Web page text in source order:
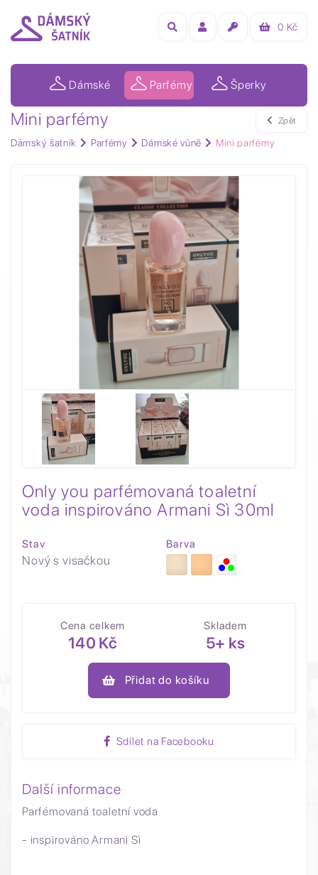
0 Kč
Dámské Parfémy Šperky
Mini parfémy
Dámský šatník Parfémy Dámské vůně Mini parfémy
Zpět
Only you parfémovaná toaletní
voda inspirováno Armani Sì 30ml
Stav
Nový s visačkou
Barva
Cena celkem
140 Kč
Skladem
5+ ks
Přidat do košíku
Sdílet na Facebooku
Další informace
Parfémovaná toaletní voda
- inspirováno Armani Sì